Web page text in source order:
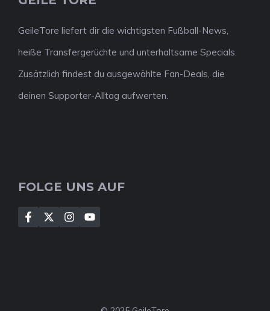
GeileTore liefert dir die wichtigsten Fußball-News,
heiße Transfergerüchte und unterhaltsame Specials.
Zusätzlich findest du ausgewählte Fan-Deals, die
deinen Supporter-Alltag aufwerten.
FOLGE UNS AUF